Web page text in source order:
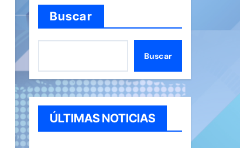
Buscar
Buscar
ÚLTIMAS NOTICIAS